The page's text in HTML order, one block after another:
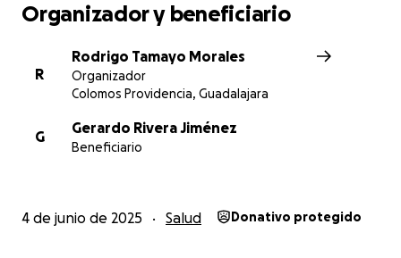
Organizador y beneficiario
R
Rodrigo Tamayo Morales
Organizador
Colomos Providencia, Guadalajara
G
Gerardo Rivera Jiménez
Beneficiario
4 de junio de 2025 Salud Donativo protegido